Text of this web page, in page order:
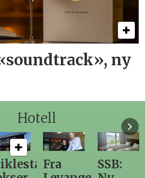
ny
Hotell
SSB:
Elendig